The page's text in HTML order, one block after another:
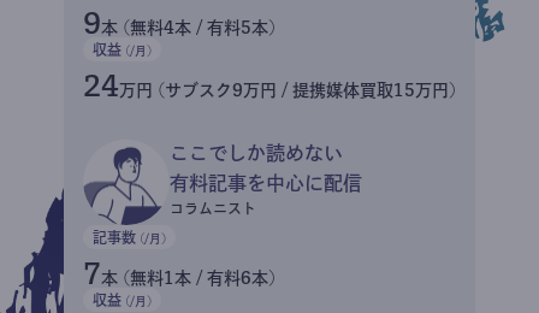
9本 (無料4本 / 有料5本)
収益 (/月)
24万円 (サブスク9万円 / 提携媒体買取15万円)
ここでしか読めない
有料記事を中心に配信
コラムニスト
記事数 (/月)
7本 (無料1本 / 有料6本)
収益 (/月)